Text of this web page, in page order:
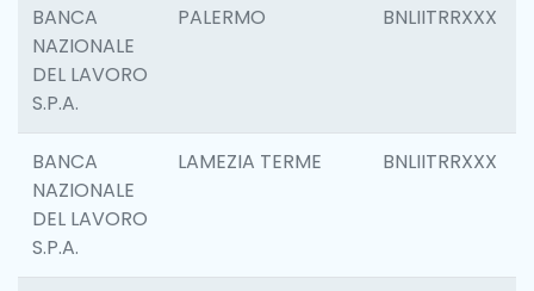
BANCA
NAZIONALE
DEL LAVORO
S.P.A.
PALERMO BNLIITRRXXX
BANCA
NAZIONALE
DEL LAVORO
S.P.A.
LAMEZIA TERME BNLIITRRXXX